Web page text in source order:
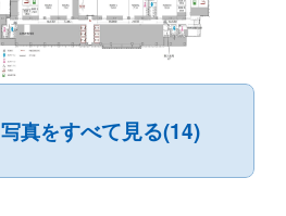
写真をすべて見る(14)